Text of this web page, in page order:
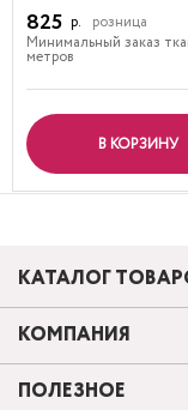
825 р.
розница
Минимальный заказ
метров
В КОРЗИНУ
КАТАЛОГ
КОМПАНИЯ
ПОЛЕЗНОЕ